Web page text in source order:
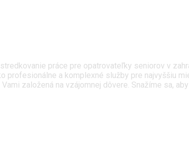
práce pre opatrovateľky seniorov v
profesionálne a komplexné služby pre najvyššiu
založená na vzájomnej dôvere. Snažíme sa,